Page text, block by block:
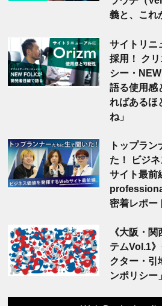
義と、これ
サイトリニ
採用！ ク
シー・
語る使用感
ればあるほ
ね」
トップラ
た！ ビジ
サイト最前
密着レポー
《大阪・
テムVol.1
クター・引
ンポリシー